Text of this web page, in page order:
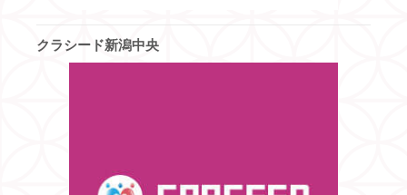
クラシード新潟中央